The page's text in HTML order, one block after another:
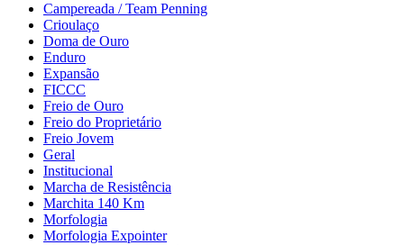
Campereada / Team Penning
Crioulaço
Doma de Ouro
Enduro
Expansão
FICCC
Freio de Ouro
Freio do Proprietário
Freio Jovem
Geral
Institucional
Marcha de Resistência
Marchita 140 Km
Morfologia
Morfologia Expointer